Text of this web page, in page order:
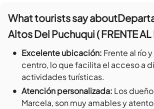
What tourists say about
Altos Del Puchuqui ( FRENTE AL
• Excelente ubicación: Frente al río
centro, lo que facilita el acceso a
actividades turísticas.
• Atención personalizada: Los
Marcela, son muy amables y